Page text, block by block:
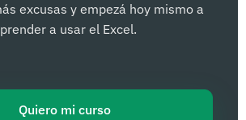
excusas y empezá hoy mismo a
a usar el Excel.
Quiero mi curso